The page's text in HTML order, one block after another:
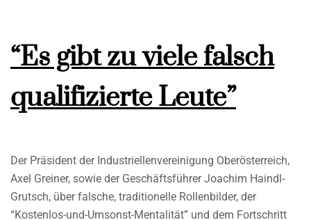
“Es gibt zu viele falsch
qualifizierte Leute”
Der Präsident der Industriellenvereinigung Oberösterreich,
Axel Greiner, sowie der Geschäftsführer Joachim Haindl-
Grutsch, über falsche, traditionelle Rollenbilder, der
“Kostenlos-und-Umsonst-Mentalität” und dem Fortschritt